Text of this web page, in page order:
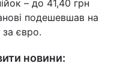
– до 41,40 грн
подешевшав на
за євро.
новини: